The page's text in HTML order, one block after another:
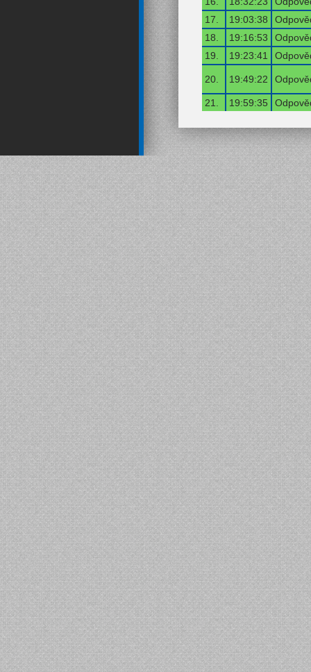
17.
19:03:38
18.
19:16:53
19.
19:23:41
20. 19:49:22
21. 19:59:35